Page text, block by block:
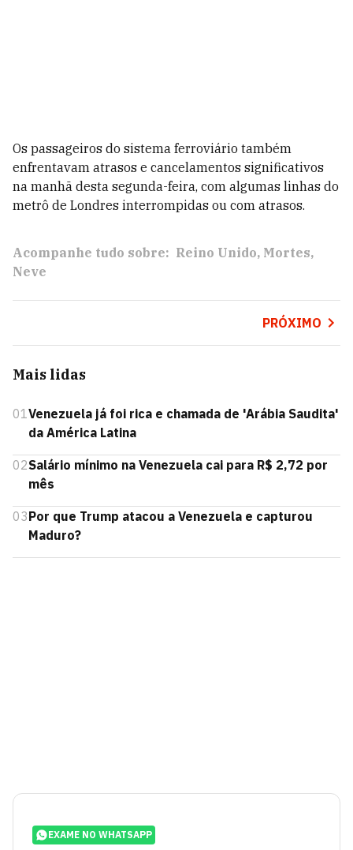
Os passageiros do sistema ferroviário também
enfrentavam atrasos e cancelamentos significativos
na manhã desta segunda-feira, com algumas linhas do
metrô de Londres interrompidas ou com atrasos.
Acompanhe tudo sobre: Reino Unido Mortes
Neve
PRÓXIMO
Mais lidas
01Venezuela já foi rica e chamada de 'Arábia Saudita'
da América Latina
02Salário mínimo na Venezuela cai para R$ 2,72 por
mês
03Por que Trump atacou a Venezuela e capturou
Maduro?
EXAME NO WHATSAPP